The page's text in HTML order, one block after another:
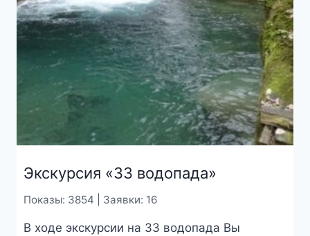
Экскурсия «33 водопада»
Показы: 3854 | Заявки: 16
В ходе экскурсии на 33 водопада Вы